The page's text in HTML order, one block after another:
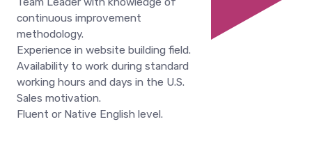
continuous improvement
methodology.
Experience in website building field.
Availability to work during standard
working hours and days in the U.S.
Sales motivation.
Fluent or Native English level.